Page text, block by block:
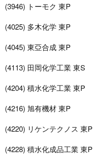
(3946) トーモク 東P
(4025) 多木化学 東P
(4045) 東亞合成 東P
(4113) 田岡化学工業 東S
(4204) 積水化学工業 東P
(4216) 旭有機材 東P
(4220) リケンテクノス 東P
(4228) 積水化成品工業 東P